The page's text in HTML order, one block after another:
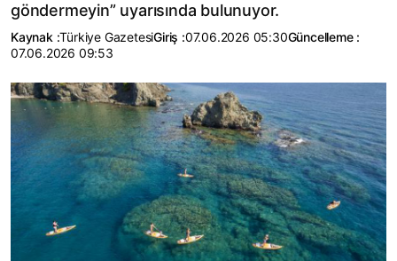
göndermeyin” uyarısında bulunuyor.
Kaynak :Türkiye GazetesiGiriş :07.06.2026 05:30Güncelleme :
07.06.2026 09:53